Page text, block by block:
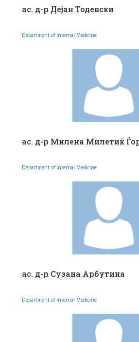
ас. д-р Дејан Тодевски
Department of Internal Medicine
ас. д-р Милена Милетиќ
Department of Internal Medicine
ас. д-р Сузана Арбутина
Department of Internal Medicine